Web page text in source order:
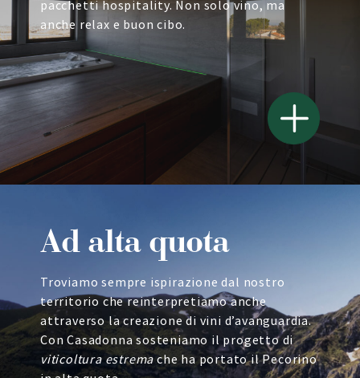
pacchetti hospitality. Non solo vino, ma
anche relax e buon cibo.
Ad alta quota
Troviamo sempre ispirazione dal nostro
territorio che reinterpretiamo anche
attraverso la creazione di vini d’avanguardia.
Con Casadonna sosteniamo il progetto di
viticoltura estremache ha portato il Pecorino